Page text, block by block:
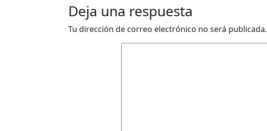
Deja una respuesta
Tu dirección de correo electrónico no será publicada.